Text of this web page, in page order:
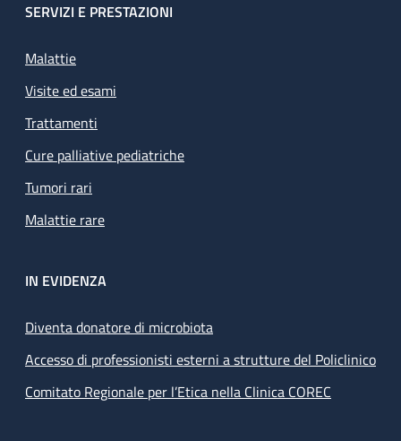
SERVIZI E PRESTAZIONI
Malattie
Visite ed esami
Trattamenti
Cure palliative pediatriche
Tumori rari
Malattie rare
IN EVIDENZA
Diventa donatore di microbiota
Accesso di professionisti esterni a strutture del Policlinico
Comitato Regionale per l’Etica nella Clinica COREC